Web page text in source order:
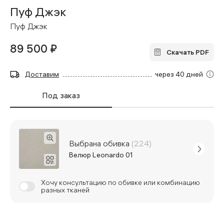
Под заказ
Выбрана обивка (224)
Велюр Leonardo 01
Хочу консультацию по обивке или комбинацию
разных тканей
Пуф Джэк
Пуф Джэк
89 500 ₽ Скачать PDF
Доставим через 40 дней